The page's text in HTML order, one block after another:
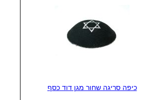
כיפה סריגה שחור מגן דוד כסף